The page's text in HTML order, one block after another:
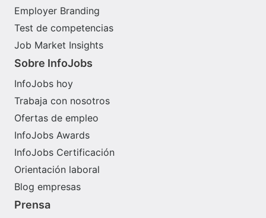
Employer Branding
Test de competencias
Job Market Insights
Sobre InfoJobs
InfoJobs hoy
Trabaja con nosotros
Ofertas de empleo
InfoJobs Awards
InfoJobs Certificación
Orientación laboral
Blog empresas
Prensa